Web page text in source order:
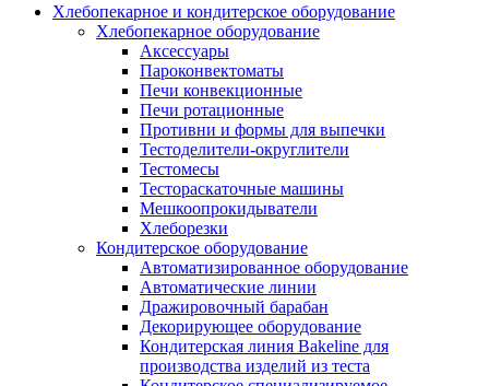
Хлебопекарное и кондитерское оборудование
Хлебопекарное оборудование
Аксессуары
Пароконвектоматы
Печи конвекционные
Печи ротационные
Противни и формы для выпечки
Тестоделители-округлители
Тестомесы
Тестораскаточные машины
Мешкоопрокидыватели
Хлеборезки
Кондитерское оборудование
Автоматизированное оборудование
Автоматические линии
Дражировочный барабан
Декорирующее оборудование
Кондитерская линия Bakeline для
производства изделий из теста